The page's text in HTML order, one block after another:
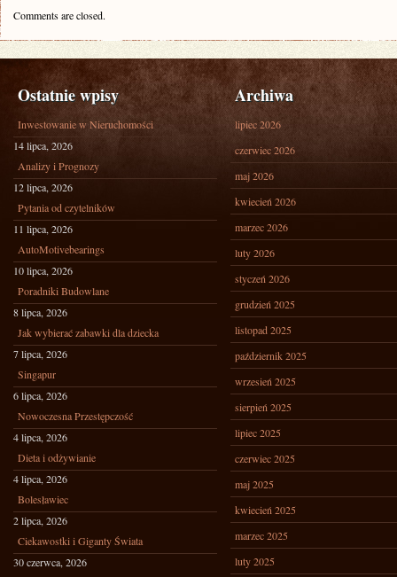
Comments are closed.
Ostatnie wpisy
Inwestowanie w Nieruchomości
14 lipca, 2026
Analizy i Prognozy
12 lipca, 2026
Pytania od czytelników
11 lipca, 2026
AutoMotivebearings
10 lipca, 2026
Poradniki Budowlane
8 lipca, 2026
Jak wybierać zabawki dla dziecka
7 lipca, 2026
Singapur
6 lipca, 2026
Nowoczesna Przestępczość
4 lipca, 2026
Dieta i odżywianie
4 lipca, 2026
Bolesławiec
2 lipca, 2026
Ciekawostki i Giganty Świata
30 czerwca, 2026
Archiwa
lipiec 2026
czerwiec 2026
maj 2026
kwiecień 2026
marzec 2026
luty 2026
styczeń 2026
grudzień 2025
listopad 2025
październik 2025
wrzesień 2025
sierpień 2025
lipiec 2025
czerwiec 2025
maj 2025
kwiecień 2025
marzec 2025
luty 2025